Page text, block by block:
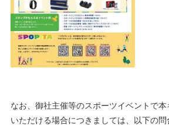
なお、御社主催等のスポーツイベントで
いただける場合につきましては、以下の